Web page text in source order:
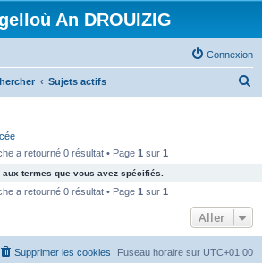
An DROUIZIG
Connexion
Sujets actifs
c
e
a retourné 0 résultat • Page 1 sur 1
termes que vous avez spécifiés.
a retourné 0 résultat • Page 1 sur 1
Aller
Fuseau horaire sur UTC+01:00
Supprimer les cookies